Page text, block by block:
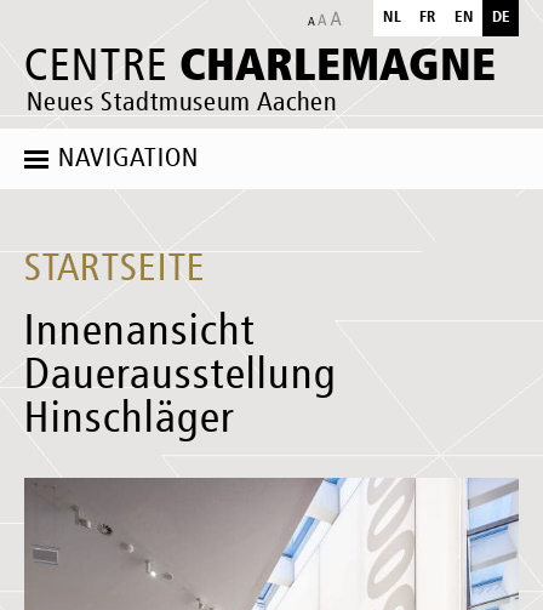
CENTRE CHARLEMAGNE
Neues Stadtmuseum Aachen
NL FR EN DE
NAVIGATION
STARTSEITE
Innenansicht
Dauerausstellung
Hinschläger